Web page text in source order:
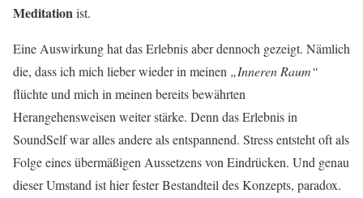
Meditationist.
Eine Auswirkung hat das Erlebnis aber dennoch gezeigt. Nämlich
die, dass ich mich lieber wieder in meinen „Inneren Raum“
flüchte und mich in meinen bereits bewährten
Herangehensweisen weiter stärke. Denn das Erlebnis in
SoundSelf war alles andere als entspannend. Stress entsteht oft als
Folge eines übermäßigen Aussetzens von Eindrücken. Und genau
dieser Umstand ist hier fester Bestandteil des Konzepts, paradox.